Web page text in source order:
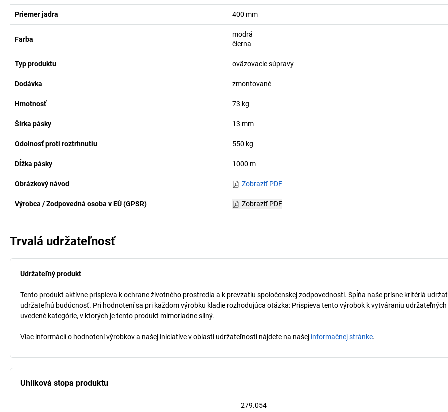
Priemer jadra 400 mm
Farba
modrá
čierna
Typ produktu oväzovacie súpravy
Dodávka zmontované
Hmotnosť 73 kg
Šírka pásky 13 mm
Odolnosť proti roztrhnutiu 550 kg
Dĺžka pásky 1000 m
Obrázkový návod Zobraziť PDF
Výrobca / Zodpovedná osoba v EÚ (GPSR) Zobraziť PDF
Trvalá udržateľnosť
Udržateľný produkt
Tento produkt aktívne prispieva k ochrane životného prostredia a k prevzatiu spoločenskej zodpovednosti. Spĺňa naše prísne kritériá
udržateľnú budúcnosť. Pri hodnotení sa pri každom výrobku kladie rozhodujúca otázka: Prispieva tento výrobok k vytváraniu
uvedené kategórie, v ktorých je tento produkt mimoriadne silný.
Viac informácií o hodnotení výrobkov a našej iniciatíve v oblasti udržateľnosti nájdete na našej informačnej stránke.
Uhlíková stopa produktu
279.054